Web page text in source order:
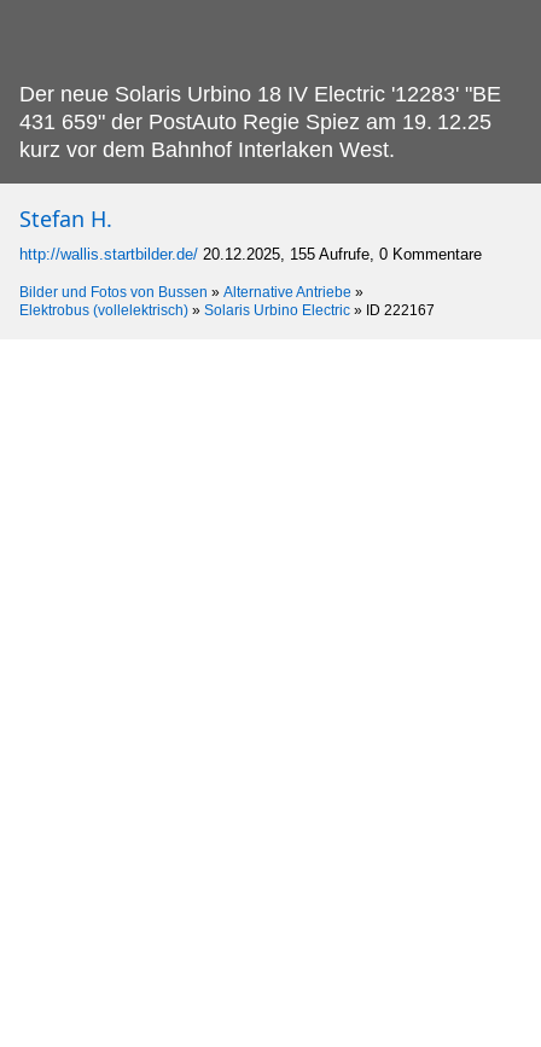
Der neue Solaris Urbino 18 IV Electric '12283' "BE
431 659" der PostAuto Regie Spiez am 19. 12.25
kurz vor dem Bahnhof Interlaken West.
Stefan H.
http://wallis.startbilder.de/ 20.12.2025, 155 Aufrufe, 0 Kommentare
Bilder und Fotos von Bussen » Alternative Antriebe »
Elektrobus (vollelektrisch) » Solaris Urbino Electric » ID 222167